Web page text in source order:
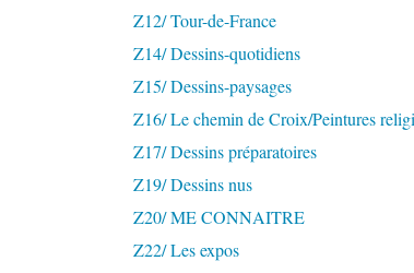
Z12/ Tour-de-France
Z14/ Dessins-quotidiens
Z15/ Dessins-paysages
Z16/ Le chemin de Croix/Peintures
Z17/ Dessins préparatoires
Z19/ Dessins nus
Z20/ ME CONNAITRE
Z22/ Les expos